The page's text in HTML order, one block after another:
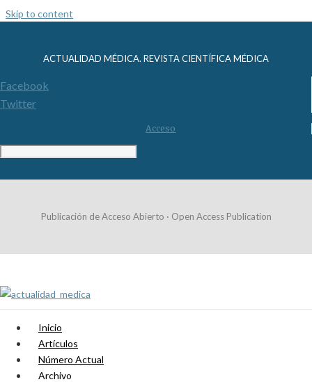
Skip to content
ACTUALIDAD MÉDICA. REVISTA CIENTÍFICA MÉDICA
Facebook
Twitter
Acceso
Publicación de Acceso Abierto · Open Access Publication
Inicio
Artículos
Número Actual
Archivo